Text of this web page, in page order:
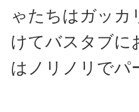
ゃたちはガッ
けてバスタブに
はノリノリで